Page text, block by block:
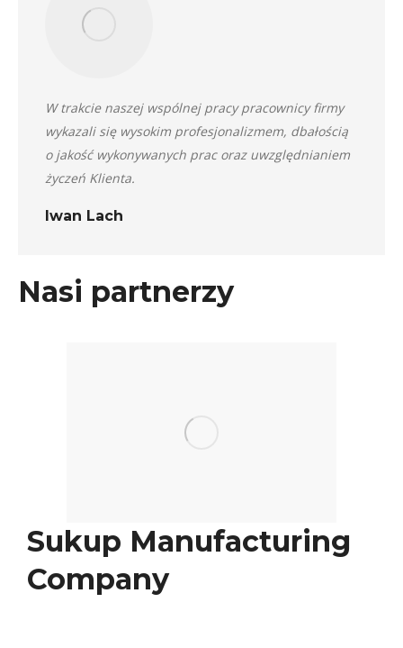
Iwan Lach
W trakcie naszej wspólnej pracy pracownicy firmy
wykazali się wysokim profesjonalizmem, dbałością
o jakość wykonywanych prac oraz uwzględnianiem
życzeń Klienta.
Nasi partnerzy
Sukup Manufacturing
Company